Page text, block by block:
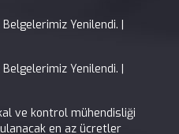
Yenilendi. |
Yenilendi. |
ve kontrol mühendisliği
en az ücretler